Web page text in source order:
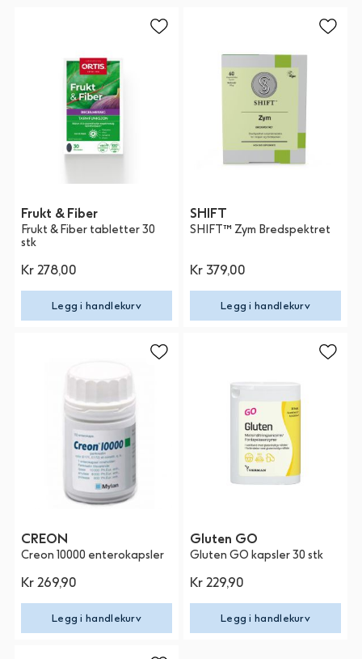
Frukt & Fiber
Frukt & Fiber tabletter 30
stk
Kr 278,00
Legg i handlekurv
SHIFT
SHIFT™ Zym Bredspektret
Kr 379,00
Legg i handlekurv
CREON
Creon 10000 enterokapsler
Kr 269,90
Legg i handlekurv
Gluten GO
Gluten GO kapsler 30 stk
Kr 229,90
Legg i handlekurv